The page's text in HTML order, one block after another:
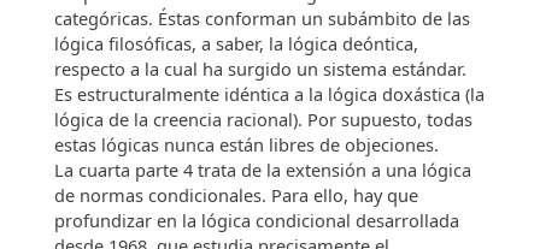
categóricas. Éstas conforman un subámbito de las
lógica filosóficas, a saber, la lógica deóntica,
respecto a la cual ha surgido un sistema estándar.
Es estructuralmente idéntica a la lógica doxástica (la
lógica de la creencia racional). Por supuesto, todas
estas lógicas nunca están libres de objeciones.
La cuarta parte 4 trata de la extensión a una lógica
de normas condicionales. Para ello, hay que
profundizar en la lógica condicional desarrollada